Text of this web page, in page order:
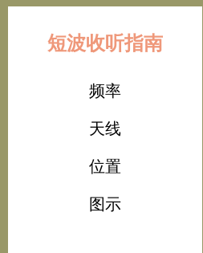
短波收听指南
频率
天线
位置
图示